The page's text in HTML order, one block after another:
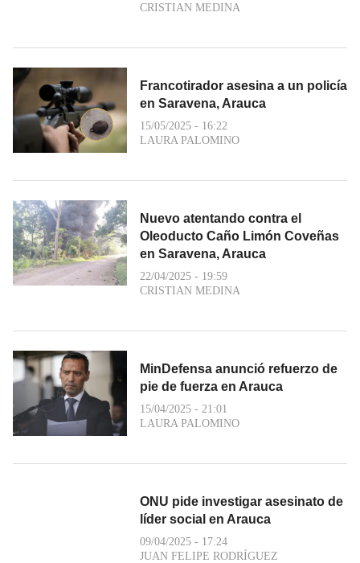
CRISTIAN MEDINA
Francotirador asesina a un policía
en Saravena, Arauca
15/05/2025 - 16:22
LAURA PALOMINO
Nuevo atentando contra el
Oleoducto Caño Limón Coveñas
en Saravena, Arauca
22/04/2025 - 19:59
CRISTIAN MEDINA
MinDefensa anunció refuerzo de
pie de fuerza en Arauca
15/04/2025 - 21:01
LAURA PALOMINO
ONU pide investigar asesinato de
líder social en Arauca
09/04/2025 - 17:24
JUAN FELIPE RODRÍGUEZ